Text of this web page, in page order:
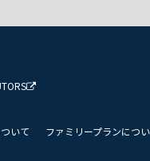
いて
ファミリープランにつ